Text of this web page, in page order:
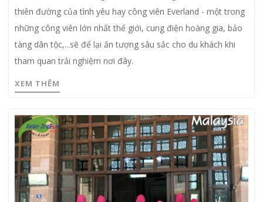
thiên đường của tình yêu hay công viên Everland - một trong
những công viên lớn nhất thế giới, cung điện hoàng gia, bảo
tàng dân tộc,...sẽ để lại ấn tượng sâu sắc cho du khách khi
tham quan trải nghiệm nơi đây.
XEM THÊM